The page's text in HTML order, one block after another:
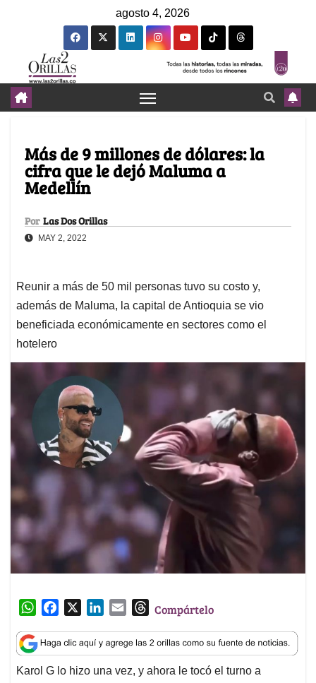
agosto 4, 2026
Más de 9 millones de dólares: la
cifra que le dejó Maluma a
Medellín
Por Las Dos Orillas
MAY 2, 2022
Reunir a más de 50 mil personas tuvo su costo y,
además de Maluma, la capital de Antioquia se vio
beneficiada económicamente en sectores como el
hotelero
W
a
t
s
c
e
b
n
k
e
a
i
l
T
r
e
a
Compártelo
Karol G lo hizo una vez, y ahora le tocó el turno a